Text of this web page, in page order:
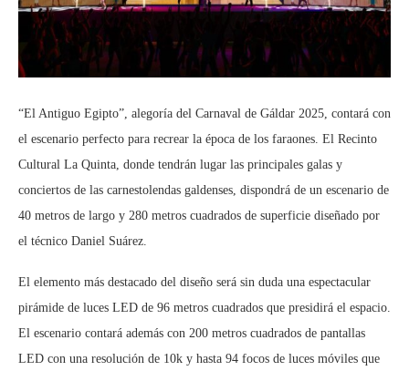
“El Antiguo Egipto”, alegoría del Carnaval de Gáldar 2025, contará con
el escenario perfecto para recrear la época de los faraones. El Recinto
Cultural La Quinta, donde tendrán lugar las principales galas y
conciertos de las carnestolendas galdenses, dispondrá de un escenario de
40 metros de largo y 280 metros cuadrados de superficie diseñado por
el técnico Daniel Suárez.
El elemento más destacado del diseño será sin duda una espectacular
pirámide de luces LED de 96 metros cuadrados que presidirá el espacio.
El escenario contará además con 200 metros cuadrados de pantallas
LED con una resolución de 10k y hasta 94 focos de luces móviles que